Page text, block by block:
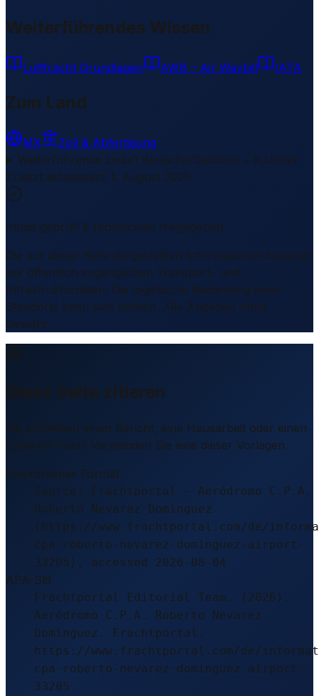
Weiterführendes Wissen
Luftfracht Grundlagen AWB – Air Waybill IATA
Zum Land
MX
Zoll & Abfertigung
Weiterführende Links1 Bereiche/Sections • 8 Links▾
Zuletzt aktualisiert: 1. August 2026
Inhalt geprüft & redaktionell freigegeben
Die auf dieser Seite dargestellten Informationen basieren
auf öffentlich zugänglichen Transport- und
Infrastrukturdaten. Die logistische Bedeutung eines
Standorts kann sich ändern. Alle Angaben ohne
Gewähr.
Diese Seite zitieren
Sie schreiben einen Bericht, eine Hausarbeit oder einen
LinkedIn-Post? Verwenden Sie eine dieser Vorlagen.
Empfohlenes Format
Source: Frachtportal – Aeródromo C.P.A.
Roberto Nevarez Dominguez
(https://www.frachtportal.com/de/
cpa-roberto-nevarez-dominguez-airport-
33205), accessed 2026-08-04
APA-Stil
Frachtportal Editorial Team. (2026).
Aeródromo C.P.A. Roberto Nevarez
Dominguez. Frachtportal.
https://www.frachtportal.com/de/
cpa-roberto-nevarez-dominguez-airport-
33205